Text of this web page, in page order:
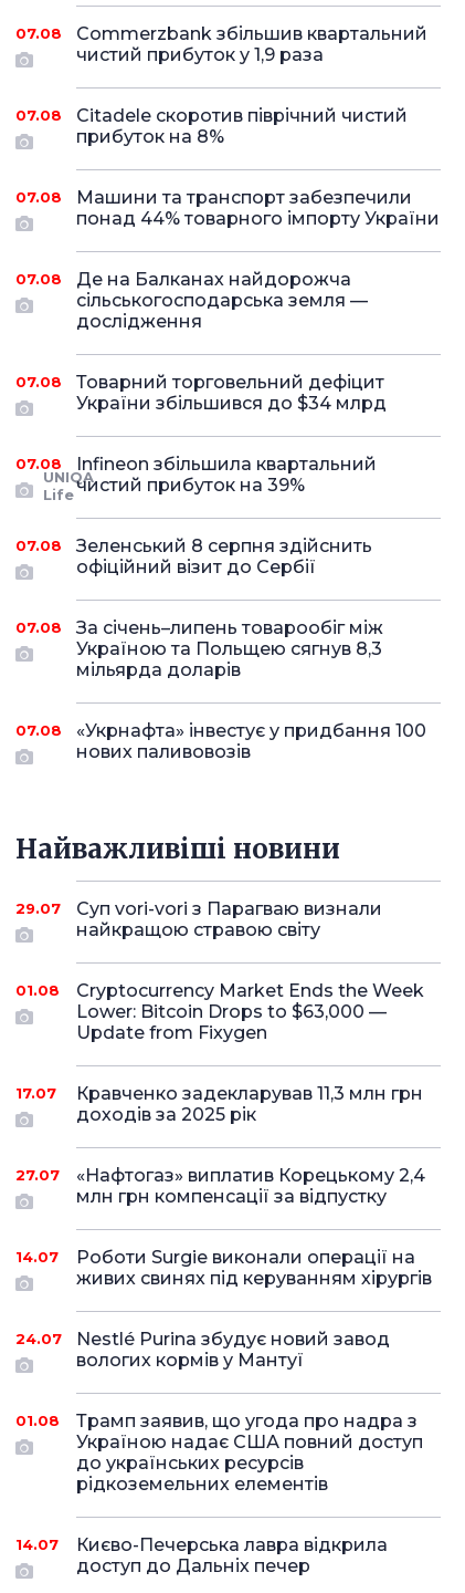
UNIQA
Life
07.08
Commerzbank збільшив квартальний
чистий прибуток у 1,9 раза
07.08
Citadele скоротив піврічний чистий
прибуток на 8%
07.08
Машини та транспорт забезпечили
понад 44% товарного імпорту України
07.08
Де на Балканах найдорожча
сільськогосподарська земля —
дослідження
07.08
Товарний торговельний дефіцит
України збільшився до $34 млрд
07.08
Infineon збільшила квартальний
чистий прибуток на 39%
07.08
Зеленський 8 серпня здійснить
офіційний візит до Сербії
07.08
За січень–липень товарообіг між
Україною та Польщею сягнув 8,3
мільярда доларів
07.08
«Укрнафта» інвестує у придбання 100
нових паливовозів
Найважливіші новини
29.07
Суп vori-vori з Парагваю визнали
найкращою стравою світу
01.08
Cryptocurrency Market Ends the Week
Lower: Bitcoin Drops to $63,000 —
Update from Fixygen
17.07
Кравченко задекларував 11,3 млн грн
доходів за 2025 рік
27.07
«Нафтогаз» виплатив Корецькому 2,4
млн грн компенсації за відпустку
14.07
Роботи Surgie виконали операції на
живих свинях під керуванням хірургів
24.07
Nestlé Purina збудує новий завод
вологих кормів у Мантуї
01.08
Трамп заявив, що угода про надра з
Україною надає США повний доступ
до українських ресурсів
рідкоземельних елементів
14.07
Києво-Печерська лавра відкрила
доступ до Дальніх печер